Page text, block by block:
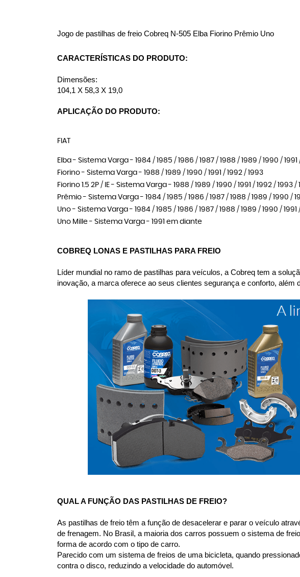
Jogo de pastilhas de freio Cobreq N-505 Elba Fiorino Prêmio Uno
CARACTERÍSTICAS DO PRODUTO:
Dimensões:
104,1 X 58,3 X 19,0
APLICAÇÃO DO PRODUTO:
FIAT
Elba - Sistema Varga - 1984 / 1985 / 1986 / 1987 / 1988 / 1989 / 1990 / 1991
Fiorino - Sistema Varga - 1988 / 1989 / 1990 / 1991 / 1992 / 1993
Fiorino 1.5 2P / IE - Sistema Varga - 1988 / 1989 / 1990 / 1991 / 1992 / 1993 /
Prêmio - Sistema Varga - 1984 / 1985 / 1986 / 1987 / 1988 / 1989 / 1990 /
Uno - Sistema Varga - 1984 / 1985 / 1986 / 1987 / 1988 / 1989 / 1990 / 1991
Uno Mille - Sistema Varga - 1991 em diante
COBREQ LONAS E PASTILHAS PARA FREIO
Líder mundial no ramo de pastilhas para veículos, a Cobreq tem a
inovação, a marca oferece ao seus clientes segurança e conforto, além
QUAL A FUNÇÃO DAS PASTILHAS DE FREIO?
As pastilhas de freio têm a função de desacelerar e parar o veículo
de frenagem. No Brasil, a maioria dos carros possuem o sistema de
forma de acordo com o tipo de carro.
Parecido com um sistema de freios de uma bicicleta, quando
contra o disco, reduzindo a velocidade do automóvel.